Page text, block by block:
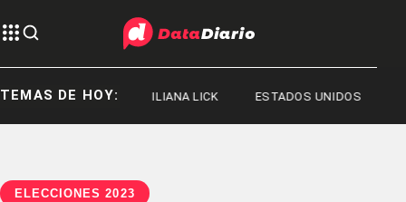
TEMAS DE HOY:
JORGE MESSI ILIANA LICK ESTADOS UNIDOS
ELECCIONES 2023